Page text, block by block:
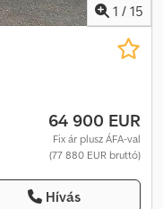
1 / 15
64 900 EUR
Fix ár plusz ÁFA-val
(77 880 EUR bruttó)
Hívás